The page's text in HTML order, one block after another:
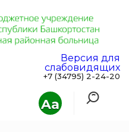
Aa
Версия для
слабовидящих
+7 (34795) 2-24-20